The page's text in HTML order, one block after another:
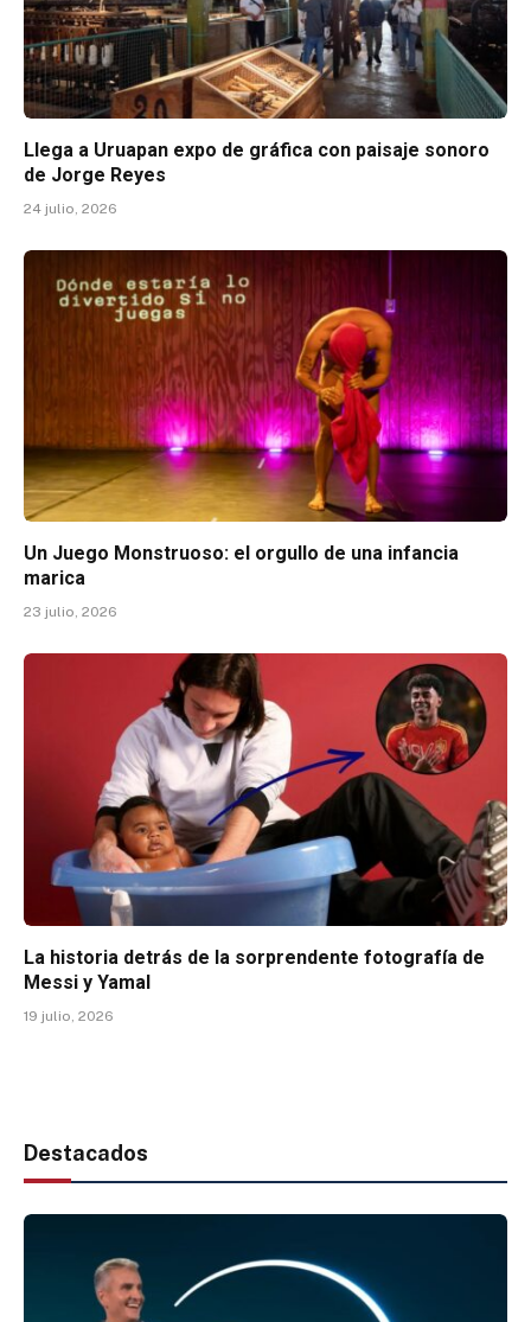
Llega a Uruapan expo de gráfica con paisaje sonoro
de Jorge Reyes
24 julio, 2026
Un Juego Monstruoso: el orgullo de una infancia
marica
23 julio, 2026
La historia detrás de la sorprendente fotografía de
Messi y Yamal
19 julio, 2026
Destacados